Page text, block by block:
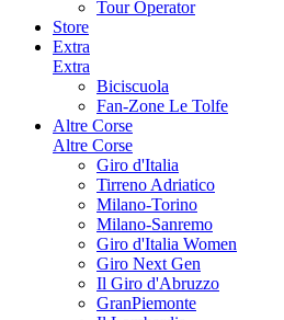
Tour Operator
Store
Extra
Extra
Biciscuola
Fan-Zone Le Tolfe
Altre Corse
Altre Corse
Giro d'Italia
Tirreno Adriatico
Milano-Torino
Milano-Sanremo
Giro d'Italia Women
Giro Next Gen
Il Giro d'Abruzzo
GranPiemonte